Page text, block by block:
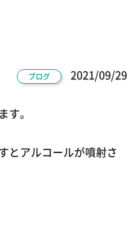
ブログ 2021/09/29
。
とアルコールが噴射さ